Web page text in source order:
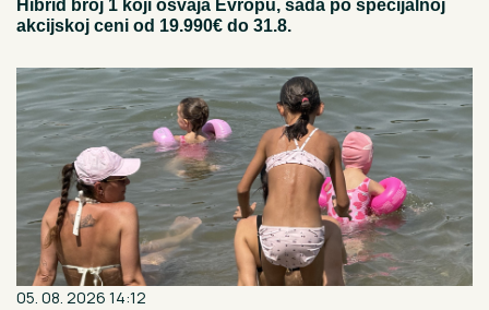
Hibrid broj 1 koji osvaja Evropu, sada po specijalnoj
akcijskoj ceni od 19.990€ do 31.8.
05. 08. 2026 14:12